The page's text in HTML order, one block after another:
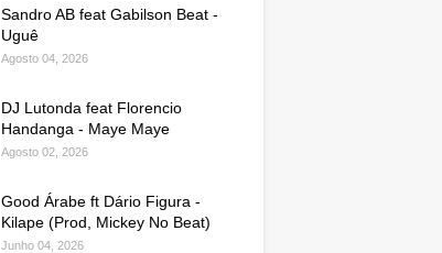
Sandro AB feat Gabilson Beat -
Uguê
Agosto 04, 2026
DJ Lutonda feat Florencio
Handanga - Maye Maye
Agosto 02, 2026
Good Árabe ft Dário Figura -
Kilape (Prod, Mickey No Beat)
Junho 04, 2026